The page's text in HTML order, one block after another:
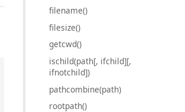
filename()
filesize()
getcwd()
ischild(path[, ifchild][,
ifnotchild])
pathcombine(path)
rootpath()